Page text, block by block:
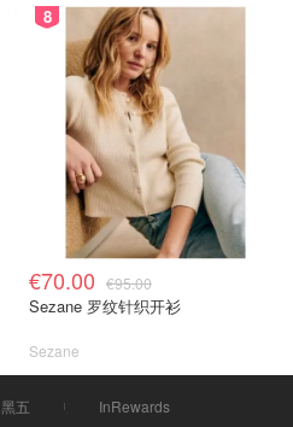
8
€70.00 €95.00
Sezane 罗纹针织开衫
Sezane
黑五
InRewards